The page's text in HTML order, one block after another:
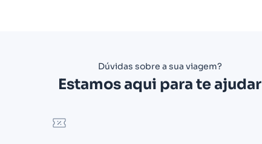
Dúvidas sobre a sua viagem?
Estamos aqui para te ajudar